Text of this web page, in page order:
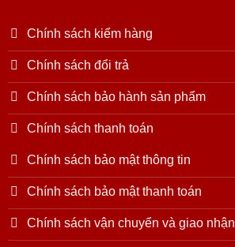
Chính sách kiểm hàng
Chính sách đổi trả
Chính sách bảo hành sản phẩm
Chính sách thanh toán
Chính sách bảo mật thông tin
Chính sách bảo mật thanh toán
Chính sách vận chuyển và giao nhận